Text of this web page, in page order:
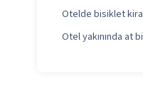
Otelde bisiklet
Otel yakınında at